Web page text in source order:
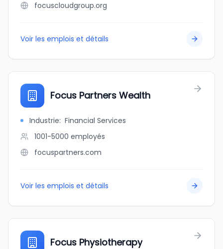
focuscloudgroup.org
Voir les emplois et détails
Focus Partners Wealth
Industrie: Financial Services
1001-5000 employés
focuspartners.com
Voir les emplois et détails
Focus Physiotherapy